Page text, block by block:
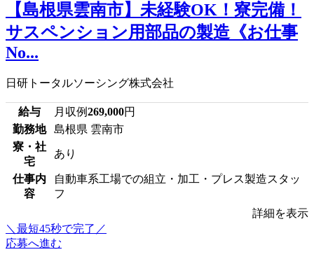
【島根県雲南市】未経験OK！寮完備！
サスペンション用部品の製造《お仕事
No...
日研トータルソーシング株式会社
給与 月収例269,000円
勤務地
島根県 雲南市
寮・社
宅
あり
仕事内
容
自動車系工場での組立・加工・プレス製造スタッ
フ
詳細を表示
＼最短45秒で完了／
応募へ進む